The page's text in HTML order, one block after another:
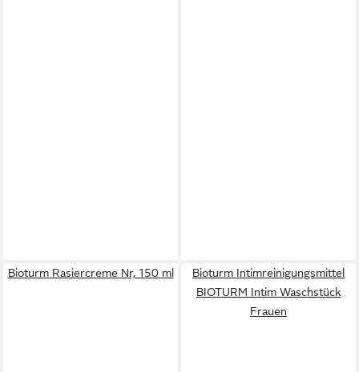
Bioturm Rasiercreme Nr, 150 ml
Bioturm Intimreinigungsmittel
BIOTURM Intim Waschstück
Frauen